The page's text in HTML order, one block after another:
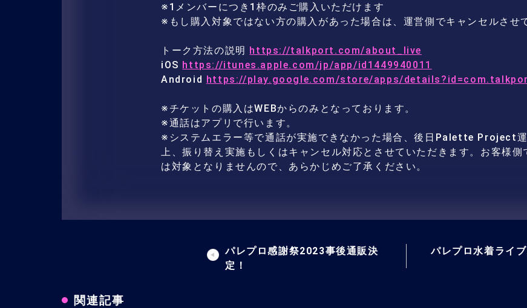
※1メンバーにつき1枠のみご購入いただけます
※もし購入対象ではない方の購入があった場合は、運営側でキャンセルさせ
トーク方法の説明 https://talkport.com/about_live
iOS https://itunes.apple.com/jp/app/id1449940011
Android https://play.google.com/store/apps/
※チケットの購入はWEBからのみとなっております。
※通話はアプリで行います。
※システムエラー等で通話が実施できなかった場合、後日Palette Project
上、振り替え実施もしくはキャンセル対応とさせていただきます。お客様
は対象となりませんので、あらかじめご了承ください。
パレプロ感謝祭2023事後通販決
定！
パレプロ水着ライ
関連記事